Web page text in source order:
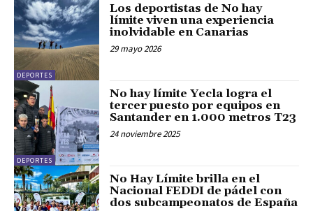
DEPORTES
Los deportistas de No hay
límite viven una experiencia
inolvidable en Canarias
29 mayo 2026
DEPORTES
No hay límite Yecla logra el
tercer puesto por equipos en
Santander en 1.000 metros T23
24 noviembre 2025
No Hay Límite brilla en el
Nacional FEDDI de pádel con
dos subcampeonatos de España